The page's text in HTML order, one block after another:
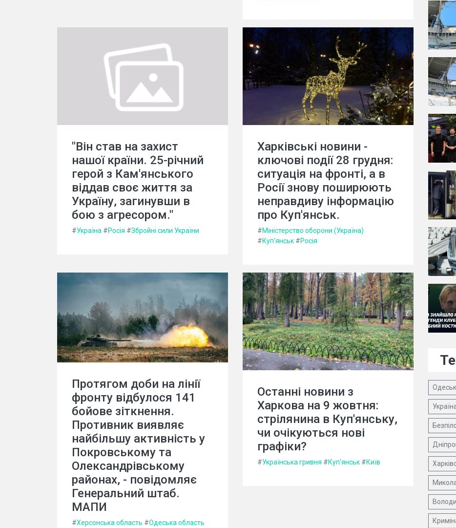
"Він став на захист
нашої країни. 25-річний
герой з Кам'янського
віддав своє життя за
Україну, загинувши в
бою з агресором."
#Україна #Росія #Збройні сили України
Харківські новини -
ключові події 28 грудня:
ситуація на фронті, а в
Росії знову поширюють
неправдиву інформацію
про Куп'янськ.
#Міністерство оборони (Україна)
#Куп'янськ #Росія
Протягом доби на лінії
фронту відбулося 141
бойове зіткнення.
Противник виявляє
найбільшу активність у
Покровському та
Олександрівському
районах, - повідомляє
Генеральний штаб.
МАПИ
#Херсонська область #Одеська область
Останні новини з
Харкова на 9 жовтня:
стрілянина в Куп'янську,
чи очікуються нові
графіки?
#Українська гривня #Куп'янськ #Київ